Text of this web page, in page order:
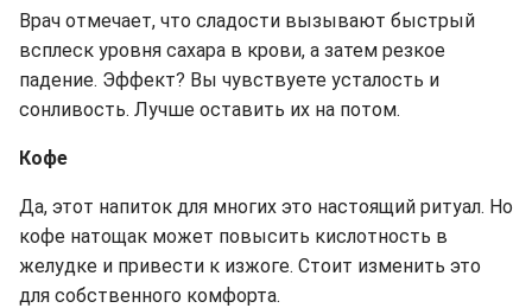
Врач отмечает, что сладости вызывают быстрый
всплеск уровня сахара в крови, а затем резкое
падение. Эффект? Вы чувствуете усталость и
сонливость. Лучше оставить их на потом.
Кофе
Да, этот напиток для многих это настоящий ритуал. Но
кофе натощак может повысить кислотность в
желудке и привести к изжоге. Стоит изменить это
для собственного комфорта.